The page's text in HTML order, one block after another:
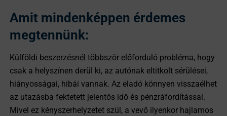
Amit mindenképpen érdemes
megtennünk:
Külföldi beszerzésnél többször előforduló probléma, hogy
csak a helyszínen derül ki, az autónak eltitkolt sérülései,
hiányosságai, hibái vannak. Az eladó könnyen visszaélhet
az utazásba fektetett jelentős idő és pénzráfordítással.
Mivel ez kényszerhelyzetet szül, a vevő ilyenkor hajlamos